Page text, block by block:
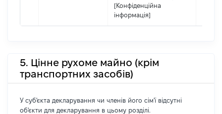
[Конфіденційна
інформація]
5. Цінне рухоме майно (крім
транспортних засобів)
У суб'єкта декларування чи членів його сім'ї відсутні
об'єкти для декларування в цьому розділі.